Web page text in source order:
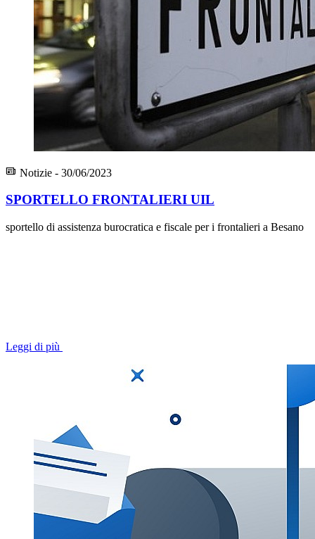
Notizie - 30/06/2023
SPORTELLO FRONTALIERI UIL
sportello di assistenza burocratica e fiscale per i frontalieri a Besano
Leggi di più